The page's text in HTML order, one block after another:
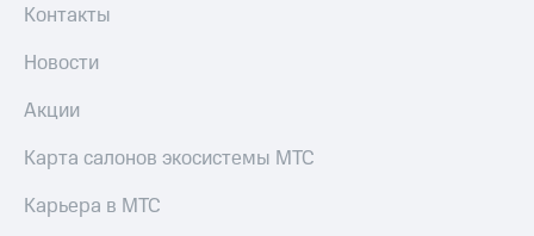
Контакты
Новости
Акции
Карта салонов экосистемы МТС
Карьера в МТС